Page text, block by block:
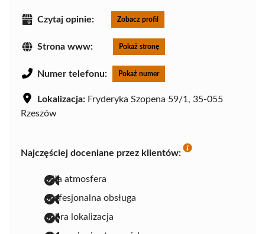
Czytaj opinie: Zobacz profil
Strona www: Pokaż stronę
Numer telefonu: Pokaż numer
Lokalizacja: Fryderyka Szopena 59/1, 35-055
Rzeszów
Najczęściej doceniane przez klientów:
miła atmosfera
profesjonalna obsługa
dobra lokalizacja